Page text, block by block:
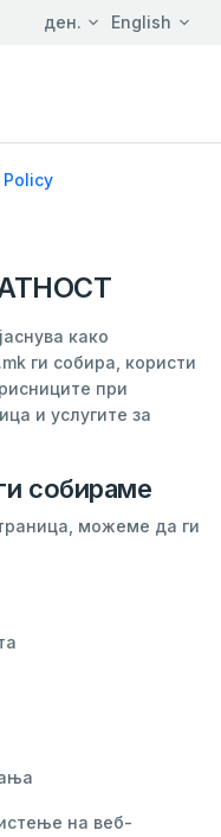
ден. English
Policy
како
ги собира, користи
при
и услугите за
собираме
можеме да ги
на веб-